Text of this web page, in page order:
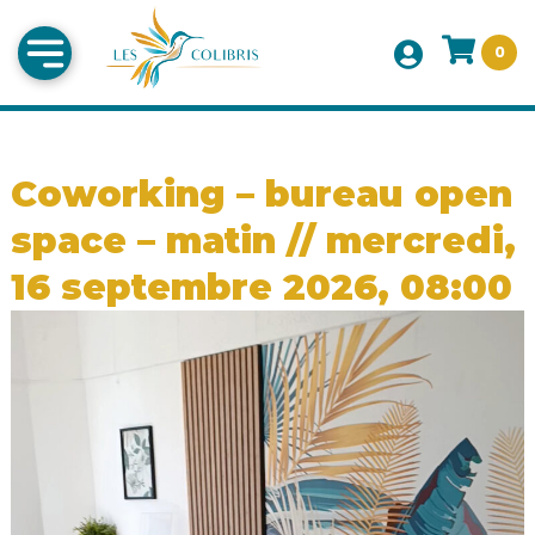
0
Coworking – bureau open
space – matin // mercredi,
16 septembre 2026, 08:00